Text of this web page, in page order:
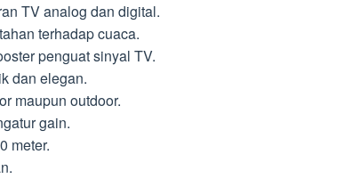
TV analog dan digital.
terhadap cuaca.
penguat sinyal TV.
dan elegan.
maupun outdoor.
gain.
meter.